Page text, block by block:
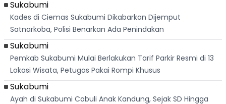
Sukabumi
Kades di Ciemas Sukabumi Dikabarkan Dijemput
Satnarkoba, Polisi Benarkan Ada Penindakan
Sukabumi
Pemkab Sukabumi Mulai Berlakukan Tarif Parkir Resmi di 13
Lokasi Wisata, Petugas Pakai Rompi Khusus
Sukabumi
Ayah di Sukabumi Cabuli Anak Kandung, Sejak SD Hingga